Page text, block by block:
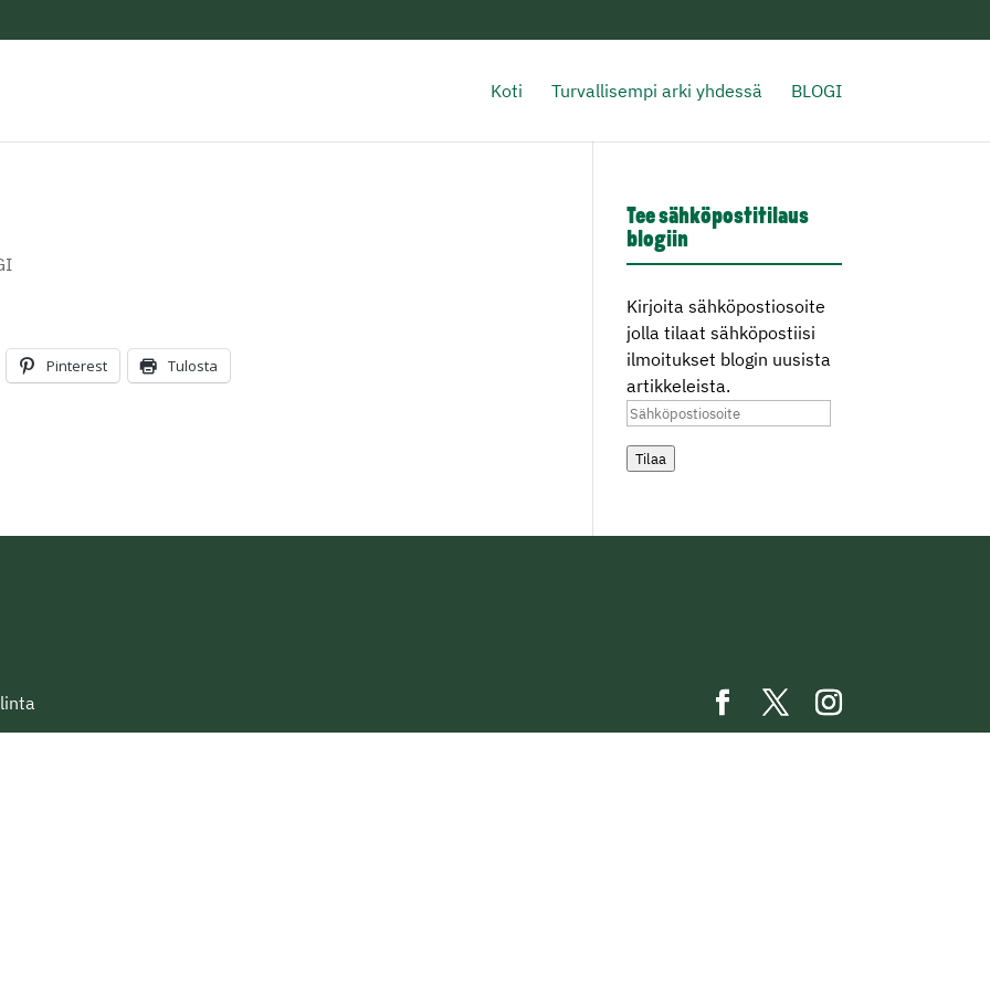
Koti Turvallisempi arki yhdessä BLOGI
Pinterest Tulosta
Tee sähköpostitilaus
blogiin
Kirjoita sähköpostiosoite
jolla tilaat sähköpostiisi
ilmoitukset blogin uusista
artikkeleista.
Sähköpostiosoite
Tilaa